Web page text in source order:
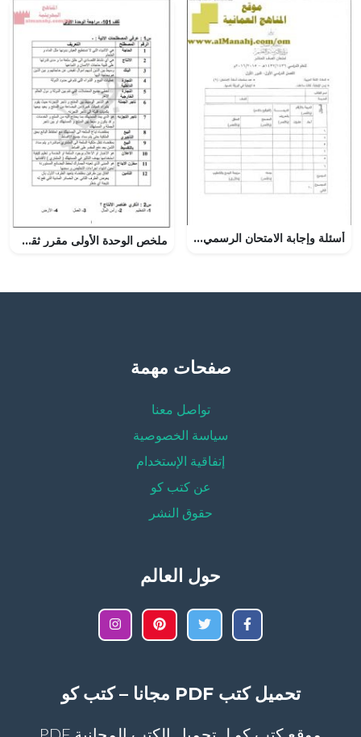
أسئلة وإجابة الامتحان الرسمي الدور الأول (لغة عربية) العاشر ملخص الوحدة الأولى مقرر ثقف 101 (منوعة) الأول الثانوي
صفحات مهمة
تواصل معنا
سياسة الخصوصية
إتفاقية الإستخدام
عن كتب كو
حقوق النشر
حول العالم
تحميل كتب PDF مجانا – كتب كو